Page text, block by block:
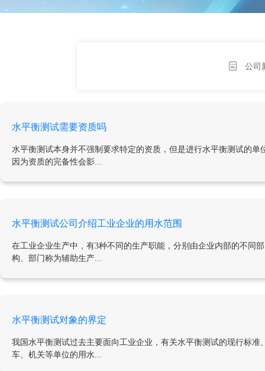
公司
水平衡测试需要资质吗
水平衡测试本身并不强制要求特定的资质，但是进行水平衡测试的
因为资质的完备性会影...
水平衡测试公司介绍工业企业的用水范围
在工业企业生产中，有3种不同的生产职能，分别由企业内部的不同
构、部门称为辅助生产...
水平衡测试对象的界定
我国水平衡测试过去主要面向工业企业，有关水平衡测试的现行标
车、机关等单位的用水...